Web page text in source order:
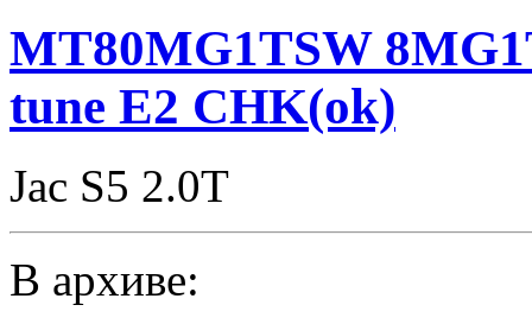
MT80MG1TSW
tune E2 CHK(ok)
Jac S5 2.0T
В архиве: